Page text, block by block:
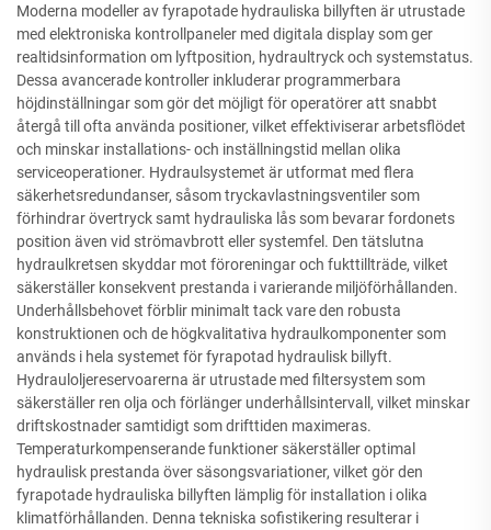
Moderna modeller av fyrapotade hydrauliska billyften är utrustade
med elektroniska kontrollpaneler med digitala display som ger
realtidsinformation om lyftposition, hydraultryck och systemstatus.
Dessa avancerade kontroller inkluderar programmerbara
höjdinställningar som gör det möjligt för operatörer att snabbt
återgå till ofta använda positioner, vilket effektiviserar arbetsflödet
och minskar installations- och inställningstid mellan olika
serviceoperationer. Hydraulsystemet är utformat med flera
säkerhetsredundanser, såsom tryckavlastningsventiler som
förhindrar övertryck samt hydrauliska lås som bevarar fordonets
position även vid strömavbrott eller systemfel. Den tätslutna
hydraulkretsen skyddar mot föroreningar och fukttillträde, vilket
säkerställer konsekvent prestanda i varierande miljöförhållanden.
Underhållsbehovet förblir minimalt tack vare den robusta
konstruktionen och de högkvalitativa hydraulkomponenter som
används i hela systemet för fyrapotad hydraulisk billyft.
Hydrauloljereservoarerna är utrustade med filtersystem som
säkerställer ren olja och förlänger underhållsintervall, vilket minskar
driftskostnader samtidigt som drifttiden maximeras.
Temperaturkompenserande funktioner säkerställer optimal
hydraulisk prestanda över säsongsvariationer, vilket gör den
fyrapotade hydrauliska billyften lämplig för installation i olika
klimatförhållanden. Denna tekniska sofistikering resulterar i